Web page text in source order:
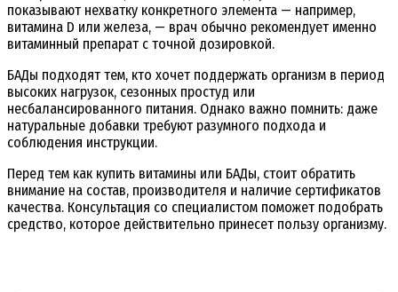
показывают нехватку конкретного элемента — например,
витамина D или железа, — врач обычно рекомендует именно
витаминный препарат с точной дозировкой.
БАДы подходят тем, кто хочет поддержать организм в период
высоких нагрузок, сезонных простуд или
несбалансированного питания. Однако важно помнить: даже
натуральные добавки требуют разумного подхода и
соблюдения инструкции.
Перед тем как купить витамины или БАДы, стоит обратить
внимание на состав, производителя и наличие сертификатов
качества. Консультация со специалистом поможет подобрать
средство, которое действительно принесет пользу организму.